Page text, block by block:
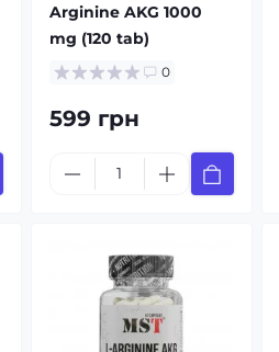
Arginine AKG 1000
mg (120 tab)
0
599 грн